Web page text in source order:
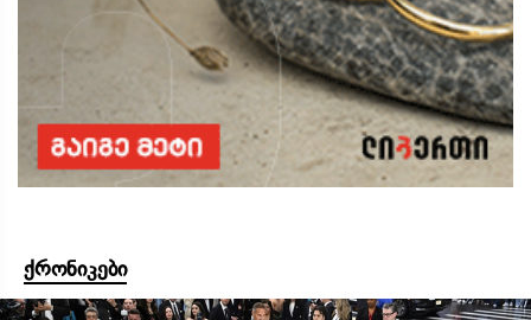
ქრონიკები